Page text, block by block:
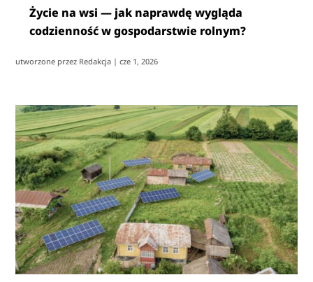
Życie na wsi — jak naprawdę wygląda
codzienność w gospodarstwie rolnym?
utworzone przez Redakcja |cze 1, 2026